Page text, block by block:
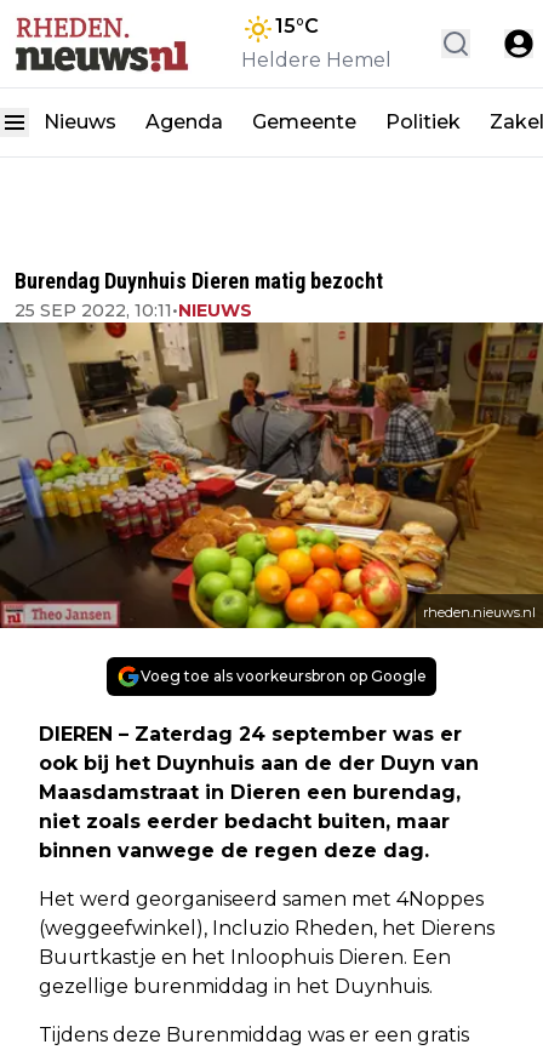
15°C
Heldere Hemel
Nieuws Agenda Gemeente Politiek
Burendag Duynhuis Dieren matig bezocht
25 SEP 2022, 10:11•NIEUWS
rheden.nieuws.nl
Voeg toe als voorkeursbron op Google
DIEREN – Zaterdag 24 september was er
ook bij het Duynhuis aan de der Duyn van
Maasdamstraat in Dieren een burendag,
niet zoals eerder bedacht buiten, maar
binnen vanwege de regen deze dag.
Het werd georganiseerd samen met 4Noppes
(weggeefwinkel), Incluzio Rheden, het Dierens
Buurtkastje en het Inloophuis Dieren. Een
gezellige burenmiddag in het Duynhuis.
Tijdens deze Burenmiddag was er een gratis